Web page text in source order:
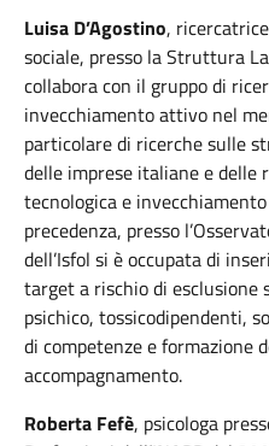
Luisa D’Agostino,
sociale, presso la Struttura
collabora con il gruppo di
invecchiamento attivo nel
particolare di ricerche sulle
delle imprese italiane e delle
tecnologica e
precedenza, presso
dell’Isfol si è occupata di
target a rischio di esclusione
psichico, tossicodipendenti,
di competenze e formazione
accompagnamento.
Roberta Fefè, psicologa